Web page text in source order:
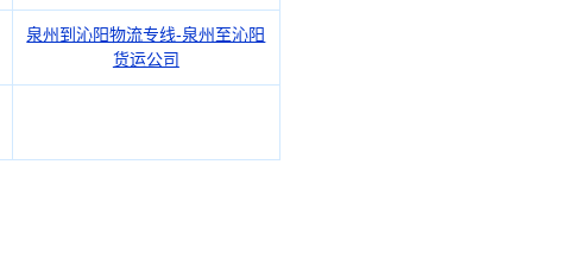
泉州到沁阳物流专线-泉州至沁阳
货运公司